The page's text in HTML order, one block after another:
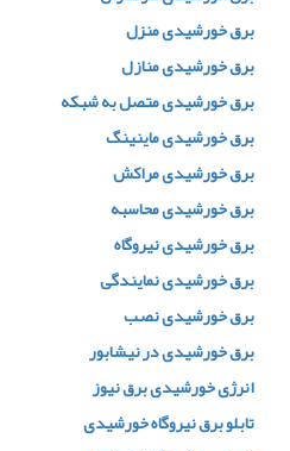
برق خورشیدی منزل
برق خورشیدی منازل
برق خورشیدی متصل به شبکه
برق خورشیدی ماینینگ
برق خورشیدی مراکش
برق خورشیدی محاسبه
برق خورشیدی نیروگاه
برق خورشیدی نمایندگی
برق خورشیدی نصب
برق خورشیدی در نیشابور
انرژی خورشیدی برق نیوز
تابلو برق نیروگاه خورشیدی